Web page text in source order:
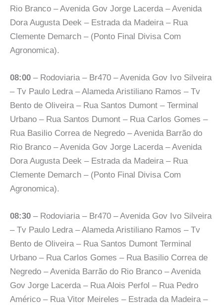
Rio Branco – Avenida Gov Jorge Lacerda – Avenida
Dora Augusta Deek – Estrada da Madeira – Rua
Clemente Demarch – (Ponto Final Divisa Com
Agronomica).
08:00 – Rodoviaria – Br470 – Avenida Gov Ivo Silveira
– Tv Paulo Ledra – Alameda Aristiliano Ramos – Tv
Bento de Oliveira – Rua Santos Dumont – Terminal
Urbano – Rua Santos Dumont – Rua Carlos Gomes –
Rua Basilio Correa de Negredo – Avenida Barrão do
Rio Branco – Avenida Gov Jorge Lacerda – Avenida
Dora Augusta Deek – Estrada da Madeira – Rua
Clemente Demarch – (Ponto Final Divisa Com
Agronomica).
08:30 – Rodoviaria – Br470 – Avenida Gov Ivo Silveira
– Tv Paulo Ledra – Alameda Aristiliano Ramos – Tv
Bento de Oliveira – Rua Santos Dumont Terminal
Urbano – Rua Carlos Gomes – Rua Basilio Correa de
Negredo – Avenida Barrão do Rio Branco – Avenida
Gov Jorge Lacerda – Rua Alois Perfol – Rua Pedro
Américo – Rua Vitor Meireles – Estrada da Madeira –